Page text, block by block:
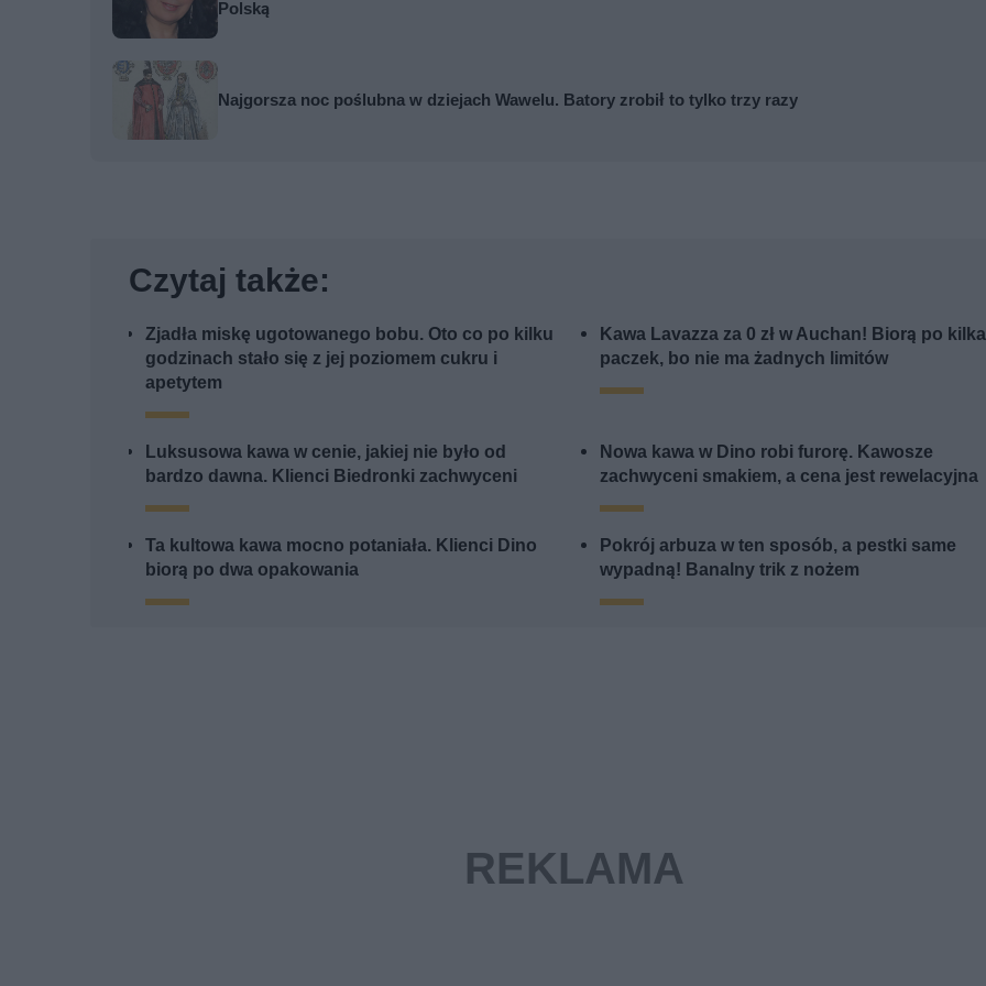
Polską
Najgorsza noc poślubna w dziejach Wawelu. Batory zrobił to tylko trzy razy
Czytaj także:
Zjadła miskę ugotowanego bobu. Oto co po kilku
godzinach stało się z jej poziomem cukru i
apetytem
Kawa Lavazza za 0 zł w Auchan! Biorą po kilka
paczek, bo nie ma żadnych limitów
Luksusowa kawa w cenie, jakiej nie było od
bardzo dawna. Klienci Biedronki zachwyceni
Nowa kawa w Dino robi furorę. Kawosze
zachwyceni smakiem, a cena jest rewelacyjna
Ta kultowa kawa mocno potaniała. Klienci Dino
biorą po dwa opakowania
Pokrój arbuza w ten sposób, a pestki same
wypadną! Banalny trik z nożem